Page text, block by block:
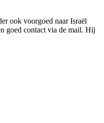
ook voorgoed naar Israël
goed contact via de mail. Hij